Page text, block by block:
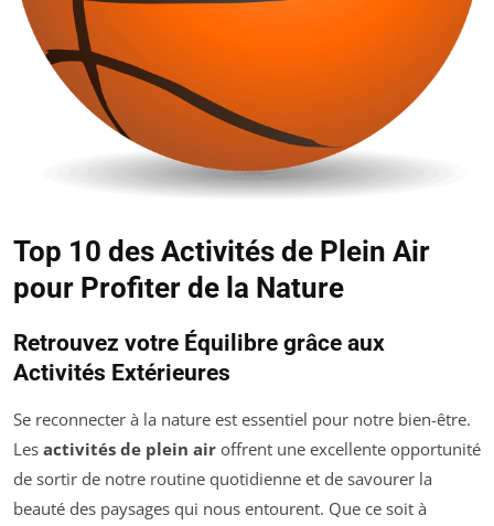
Top 10 des Activités de Plein Air
pour Profiter de la Nature
Retrouvez votre Équilibre grâce aux
Activités Extérieures
Se reconnecter à la nature est essentiel pour notre bien-être.
Les activités de plein air offrent une excellente opportunité
de sortir de notre routine quotidienne et de savourer la
beauté des paysages qui nous entourent. Que ce soit à